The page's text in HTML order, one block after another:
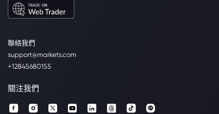
聯絡我們
support@markets.com
+12845680155
關注我們